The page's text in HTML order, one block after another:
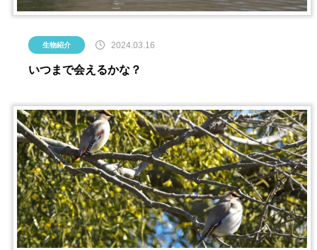
生物紹介 2024.03.16
いつまで会えるかな？